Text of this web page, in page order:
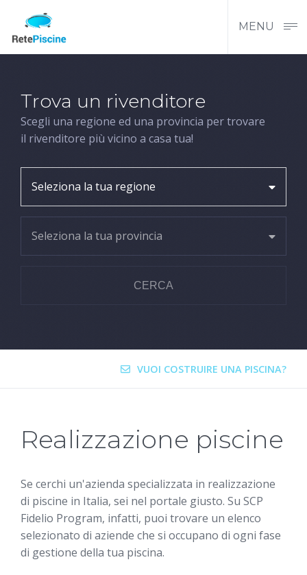
MENU
Trova un rivenditore
Scegli una regione ed una provincia per trovare
il rivenditore più vicino a casa tua!
Seleziona la tua regione
Seleziona la tua provincia
VUOI COSTRUIRE UNA PISCINA?
Realizzazione piscine
Se cerchi un'azienda specializzata in realizzazione
di piscine in Italia, sei nel portale giusto. Su SCP
Fidelio Program, infatti, puoi trovare un elenco
selezionato di aziende che si occupano di ogni fase
di gestione della tua piscina.